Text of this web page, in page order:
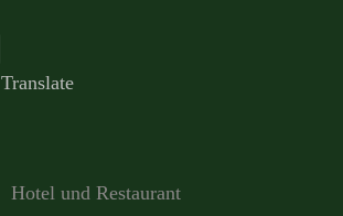
Translate
Hotel und Restaurant